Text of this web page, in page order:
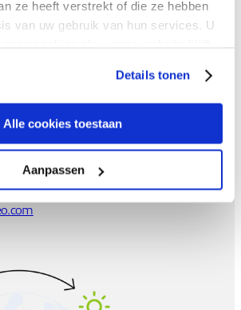
ze heeft verstrekt of die ze hebben
van uw gebruik van hun services. U
Details tonen
Alle cookies toestaan
Aanpassen
877 431 6844